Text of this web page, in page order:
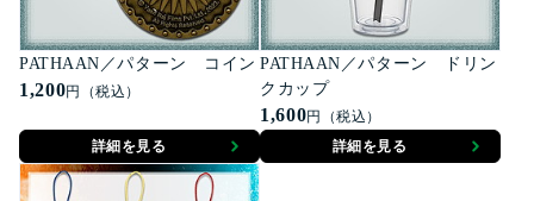
PATHAAN／パターン コイン
1,200円（税込）
詳細を見る
PATHAAN／パターン ドリン
クカップ
1,600円（税込）
詳細を見る